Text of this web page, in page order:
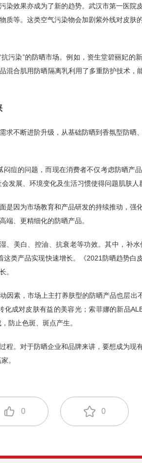
染效果亦成为了新的趋势。武汉市第一医院
质等。这类空气污染物会加剧紫外线对皮肤
污染”的防晒市场。例如，资生堂碧丽妃的
混合肌用防晒隔离乳利用了多重防护技术，
求不断进阶升级，从基础防晒到香氛型防晒
痘的问题，而现在消费者不仅考虑防晒产
发展、环境变化及生活习惯使得问题肌肤人
是因为市场教育和产品研发的持续推动，强
端、更精细化的防晒产品。
、美白、控油、抗衰老等功效。其中，补
类产品实现快速增长。《2021防晒趋势白
。
因素，市场上主打养肤型的防晒产品也层
成对皮肤有益的美容光；索菲娜的新品
防止色斑、斑点产生。
程。对于防晒企业和品牌来讲，要想成为现
。
0 0